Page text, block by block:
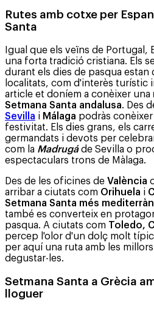
Rutes amb cotxe per
Santa
Igual que els veïns de Portugal,
una forta tradició cristiana. Els
durant els dies de pasqua estan
localitats, com d'interès turístic
article et doníem a conèixer una
Setmana Santa andalusa. Des
Sevilla i Málaga podràs
festivitat. Els dies grans, els
germandats i devots per
com la Madrugáde Sevilla o
espectaculars trons de Màlaga.
Des de les oficines de València
arribar a ciutats com Orihuela i
Setmana Santa més
també es converteix en
pasqua. A ciutats com Toledo,
percep l'olor d'un dolç molt
per aquí una ruta amb les
degustar-les.
Setmana Santa a Grècia
lloguer